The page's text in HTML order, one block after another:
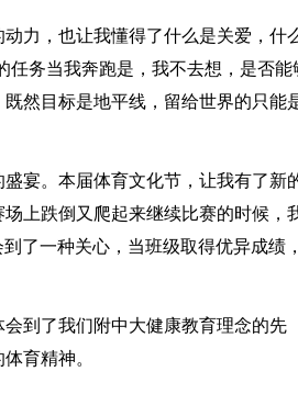
力，也让我懂得了什么是关爱，什
任务当我奔跑是，我不去想，是否能
然目标是地平线，留给世界的只能
宴。本届体育文化节，让我有了新
上跌倒又爬起来继续比赛的时候，
了一种关心，当班级取得优异成绩，
到了我们附中大健康教育理念的先
育精神。